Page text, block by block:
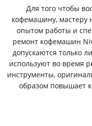
Для того чтобы
кофемашину, мастеру
опытом работы и
ремонт кофемашин
допускаются только
используют во время
инструменты,
образом повышает